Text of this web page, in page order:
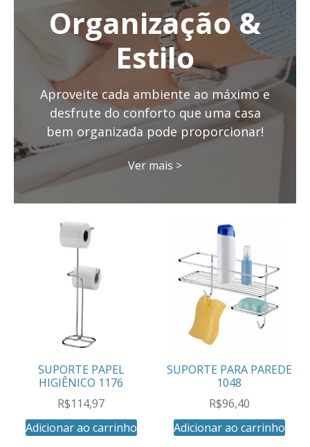
Organização &
Estilo
Aproveite cada ambiente ao máximo e
desfrute do conforto que uma casa
bem organizada pode proporcionar!
Ver mais >
SUPORTE PAPEL
HIGIÊNICO 1176
R$114,97
Adicionar ao carrinho
SUPORTE PARA PAREDE
1048
R$96,40
Adicionar ao carrinho